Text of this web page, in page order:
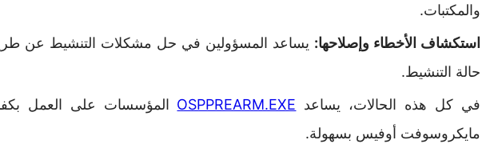
والمكتبات.
استكشاف الأخطاء وإصلاحها: يساعد المسؤولين في حل مشكلات التنشيط عن
حالة التنشيط.
في كل هذه الحالات، يساعد OSPPREARM.EXE المؤسسات على العمل
مايكروسوفت أوفيس بسهولة.